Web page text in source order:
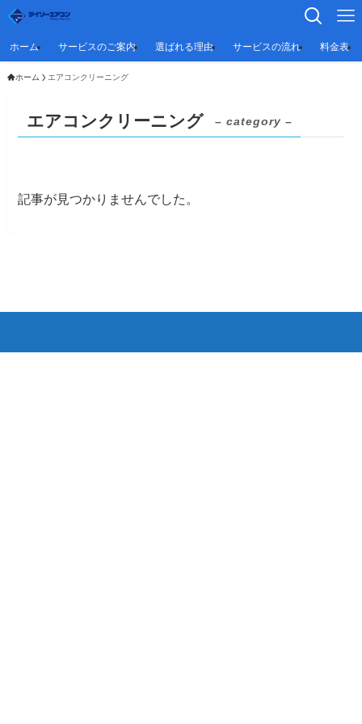
ホーム サービスのご案内 選ばれる理由 サービスの流れ 料金表
ホーム エアコンクリーニング
エアコンクリーニング – category –
記事が見つかりませんでした。